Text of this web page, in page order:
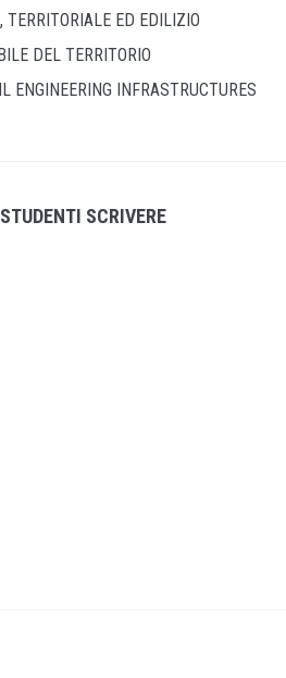
ED EDILIZIO
DEL TERRITORIO
INFRASTRUCTURES
SCRIVERE